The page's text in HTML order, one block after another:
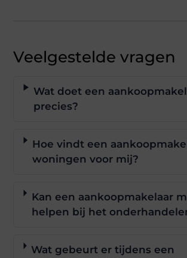
Veelgestelde vragen
Wat doet een
precies?
Hoe vindt een
woningen voor mij?
Kan een aankoopmakelaar
helpen bij het
Wat gebeurt er tijdens een